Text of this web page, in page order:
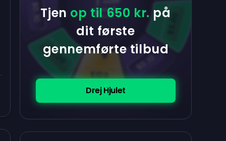
Tjen op til 650 kr. på
dit første
gennemførte tilbud
Drej Hjulet
$100
$5.00
$0.10 $5.00